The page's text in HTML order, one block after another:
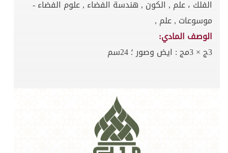
الفلك ، علم , الكون , هندسة الفضاء , علوم الفضاء -
موسوعات , علم ,
الوصف المادي:
3ج × 3مج : ايض وصور ؛ 24سم